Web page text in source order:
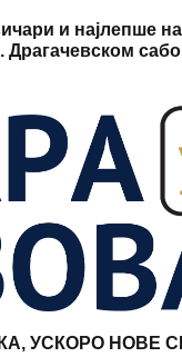
и најлепше
Драгачевском
УСКОРО НОВЕ